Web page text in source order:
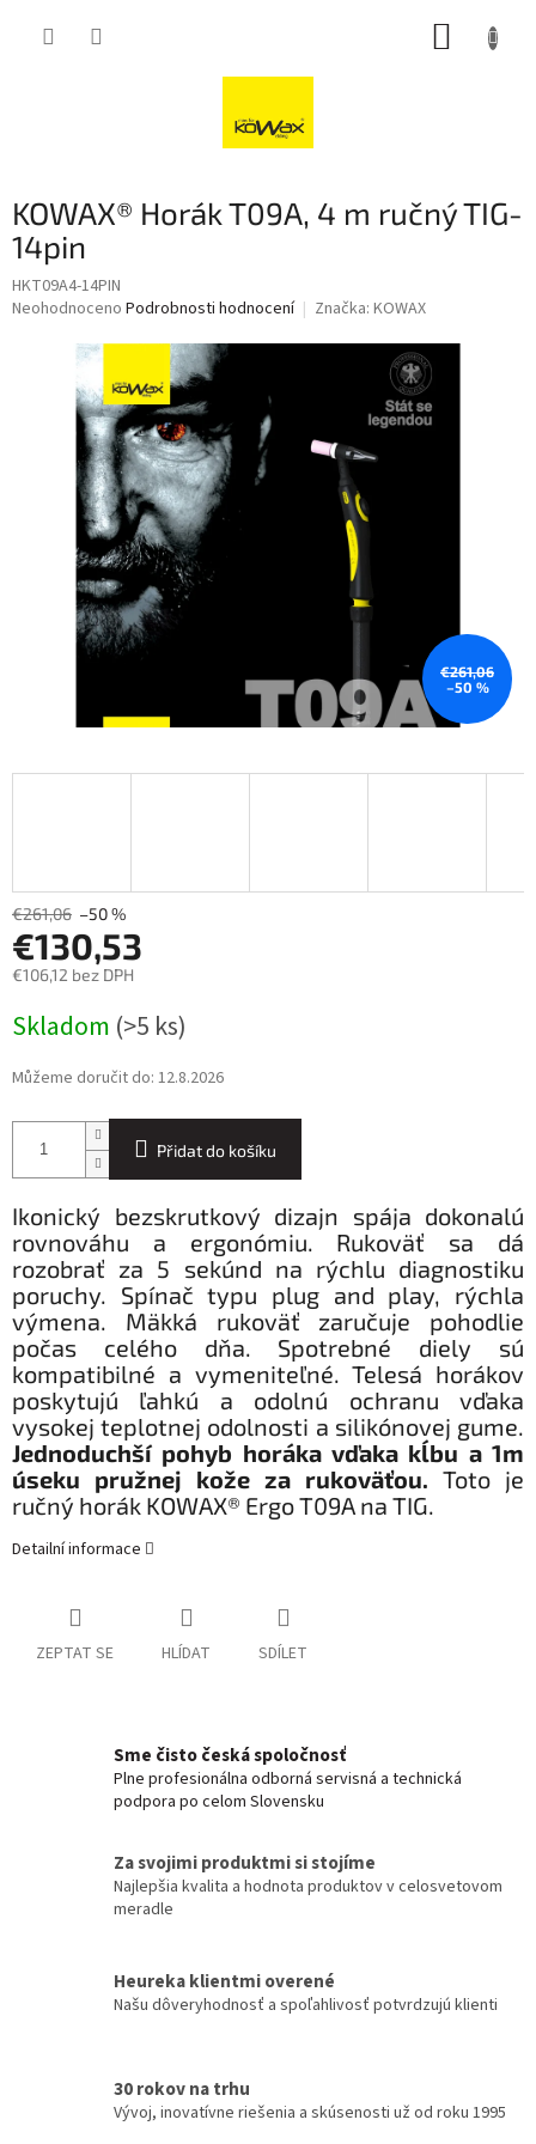
KOWAX® Horák T09A, 4 m ručný TIG-
14pin
HKT09A4-14PIN
Průměrné
hvězdiček.
Neohodnoceno Podrobnosti hodnocení Značka: KOWAX
€261,06
–50 %
€261,06 –50 %
€130,53
€106,12 bez DPH
cena:
Skladom (>5 ks)
Můžeme doručit do: 12.8.2026
Přidat do košíku
Ikonický bezskrutkový dizajn spája dokonalú
rovnováhu a ergonómiu. Rukoväť sa dá
rozobrať za 5 sekúnd na rýchlu diagnostiku
poruchy. Spínač typu plug and play, rýchla
výmena. Mäkká rukoväť zaručuje pohodlie
počas celého dňa. Spotrebné diely sú
kompatibilné a vymeniteľné. Telesá horákov
poskytujú ľahkú a odolnú ochranu vďaka
vysokej teplotnej odolnosti a silikónovej gume.
Jednoduchší pohyb horáka vďaka kĺbu a 1m
úseku pružnej kože za rukoväťou. Toto je
ručný horák KOWAX® Ergo T09A na TIG.
Detailní informace
ZEPTAT SE HLÍDAT SDÍLET
Sme čisto česká spoločnosť
Plne profesionálna odborná servisná a technická
podpora po celom Slovensku
Za svojimi produktmi si stojíme
Najlepšia kvalita a hodnota produktov v celosvetovom
meradle
Heureka klientmi overené
Našu dôveryhodnosť a spoľahlivosť potvrdzujú klienti
30 rokov na trhu
Vývoj, inovatívne riešenia a skúsenosti už od roku 1995